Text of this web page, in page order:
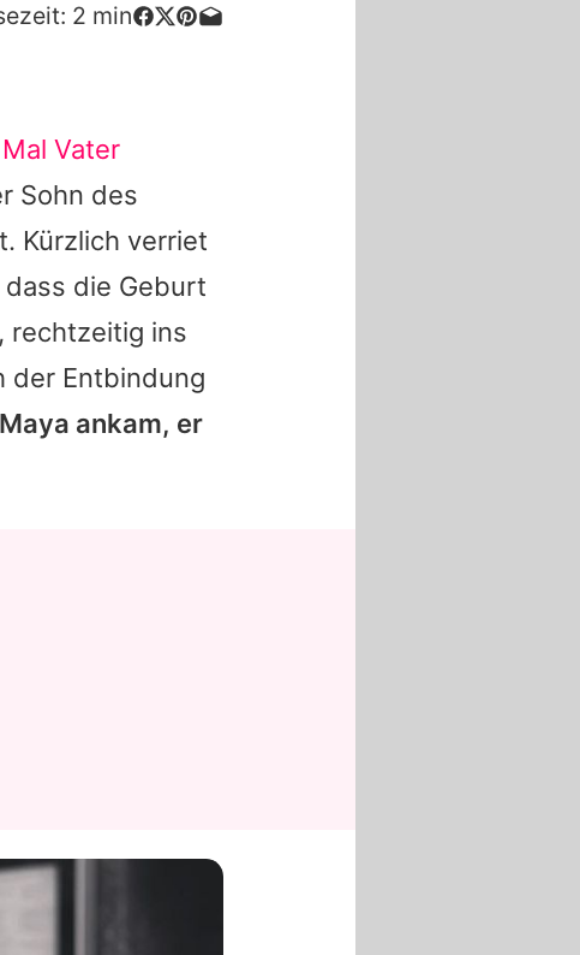
2 min
Vater
Sohn des
Kürzlich verriet
dass die Geburt
rechtzeitig ins
der Entbindung
ankam, er